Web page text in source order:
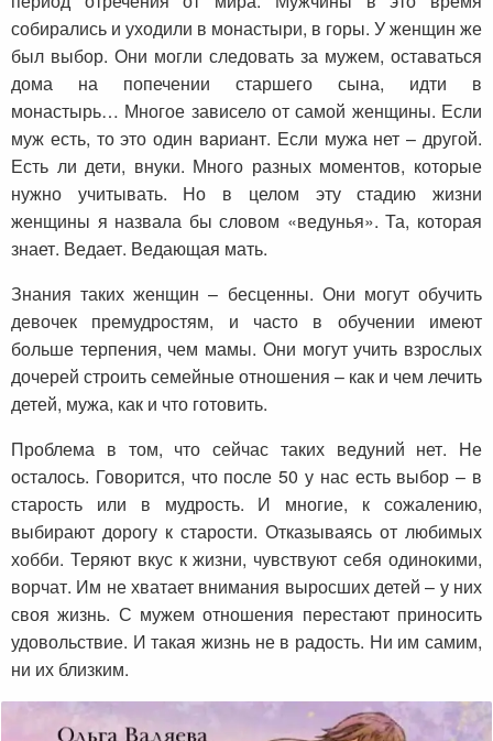
собирались и уходили в монастыри, в горы. У женщин же
был выбор. Они могли следовать за мужем, оставаться
дома на попечении старшего сына, идти в
монастырь… Многое зависело от самой женщины. Если
муж есть, то это один вариант. Если мужа нет – другой.
Есть ли дети, внуки. Много разных моментов, которые
нужно учитывать. Но в целом эту стадию жизни
женщины я назвала бы словом «ведунья». Та, которая
знает. Ведает. Ведающая мать.
Знания таких женщин – бесценны. Они могут обучить
девочек премудростям, и часто в обучении имеют
больше терпения, чем мамы. Они могут учить взрослых
дочерей строить семейные отношения – как и чем лечить
детей, мужа, как и что готовить.
Проблема в том, что сейчас таких ведуний нет. Не
осталось. Говорится, что после 50 у нас есть выбор – в
старость или в мудрость. И многие, к сожалению,
выбирают дорогу к старости. Отказываясь от любимых
хобби. Теряют вкус к жизни, чувствуют себя одинокими,
ворчат. Им не хватает внимания выросших детей – у них
своя жизнь. С мужем отношения перестают приносить
удовольствие. И такая жизнь не в радость. Ни им самим,
ни их близким.